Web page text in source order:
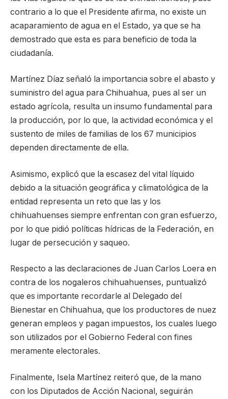
contrario a lo que el Presidente afirma, no existe un
acaparamiento de agua en el Estado, ya que se ha
demostrado que esta es para beneficio de toda la
ciudadanía.
Martínez Díaz señaló la importancia sobre el abasto y
suministro del agua para Chihuahua, pues al ser un
estado agrícola, resulta un insumo fundamental para
la producción, por lo que, la actividad económica y el
sustento de miles de familias de los 67 municipios
dependen directamente de ella.
Asimismo, explicó que la escasez del vital líquido
debido a la situación geográfica y climatológica de la
entidad representa un reto que las y los
chihuahuenses siempre enfrentan con gran esfuerzo,
por lo que pidió políticas hídricas de la Federación, en
lugar de persecución y saqueo.
Respecto a las declaraciones de Juan Carlos Loera en
contra de los nogaleros chihuahuenses, puntualizó
que es importante recordarle al Delegado del
Bienestar en Chihuahua, que los productores de nuez
generan empleos y pagan impuestos, los cuales luego
son utilizados por el Gobierno Federal con fines
meramente electorales.
Finalmente, Isela Martínez reiteró que, de la mano
con los Diputados de Acción Nacional, seguirán